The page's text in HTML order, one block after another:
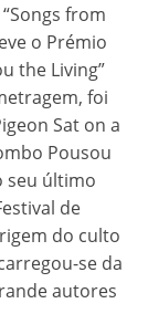
from
o Prémio
the Living”
foi
Sat on a
Pousou
seu último
de
do culto
se da
autores